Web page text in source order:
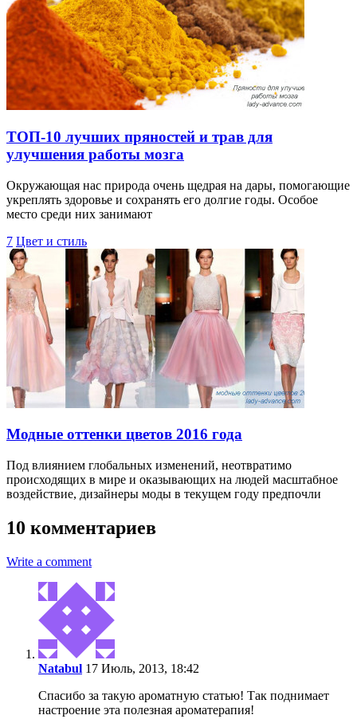
ТОП-10 лучших пряностей и трав для
улучшения работы мозга
Окружающая нас природа очень щедрая на дары, помогающие
укреплять здоровье и сохранять его долгие годы. Особое
место среди них занимают
7 Цвет и стиль
Модные оттенки цветов 2016 года
Под влиянием глобальных изменений, неотвратимо
происходящих в мире и оказывающих на людей масштабное
воздействие, дизайнеры моды в текущем году предпочли
10 комментариев
Write a comment
Natabul 17 Июль, 2013, 18:42
Спасибо за такую ароматную статью! Так поднимает
настроение эта полезная ароматерапия!